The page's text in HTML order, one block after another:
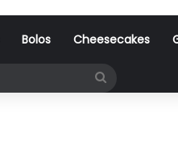
Bolos Cheesecakes